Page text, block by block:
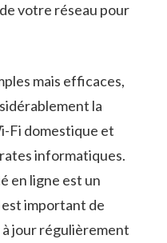
‌votre réseau pour
mais efficaces,
⁢la
Fi domestique et
informatiques.
en ligne est un
important de
jour régulièrement